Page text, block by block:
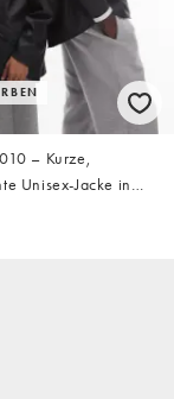
– Kurze,
Unisex-Jacke in